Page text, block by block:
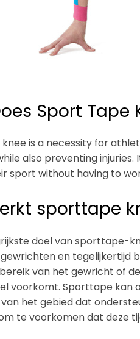
Sport Tape
is a necessity for
also preventing
sport without having to
sporttape
doel van sporttape-
en tegelijkertijd
van het gewricht of
voorkomt. Sporttape kan
het gebied dat
te voorkomen dat deze